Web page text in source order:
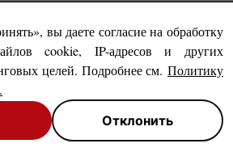
вы даете согласие на обработку
cookie, IP-адресов и других
целей. Подробнее см. Политику
.
Отклонить
Польша, 1999-2026